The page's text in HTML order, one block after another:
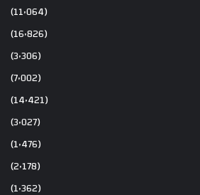
(11٬064)
(16٬826)
(3٬306)
(7٬002)
(14٬421)
(3٬027)
(1٬476)
(2٬178)
(1٬362)